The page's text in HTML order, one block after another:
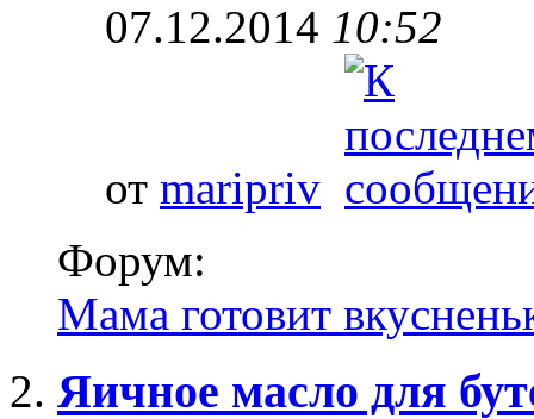
07.12.2014 10:52
от maripriv
Форум:
Мама готовит
Яичное масло для